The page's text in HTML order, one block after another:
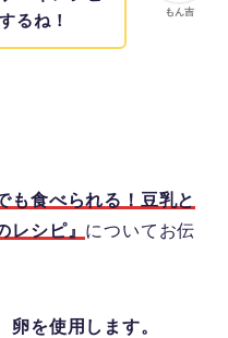
もん吉
るね！
も食べられる！豆乳と
レシピ』 についてお伝
卵を使用します。